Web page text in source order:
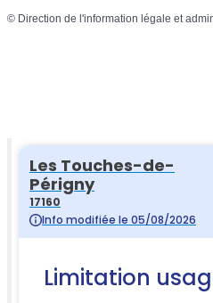
© Direction de l'information légale et